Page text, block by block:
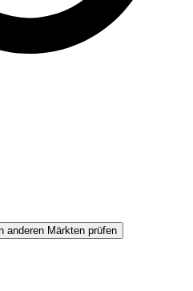
anderen Märkten prüfen